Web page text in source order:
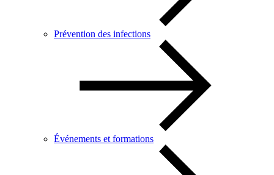
Prévention des infections
Événements et formations